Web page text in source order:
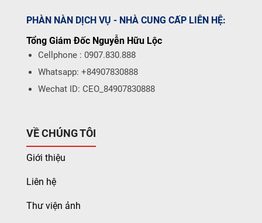
PHÀN NÀN DỊCH VỤ - NHÀ CUNG CẤP LIÊN HỆ:
Tổng Giám Đốc Nguyễn Hữu Lộc
Cellphone : 0907.830.888
Whatsapp: +84907830888
Wechat ID: CEO_84907830888
VỀ CHÚNG TÔI
Giới thiệu
Liên hệ
Thư viện ảnh